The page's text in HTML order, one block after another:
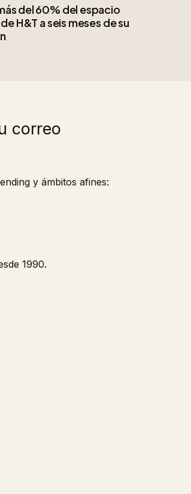
del 60% del espacio
H&T a seis meses de su
correo
y ámbitos afines:
1990.